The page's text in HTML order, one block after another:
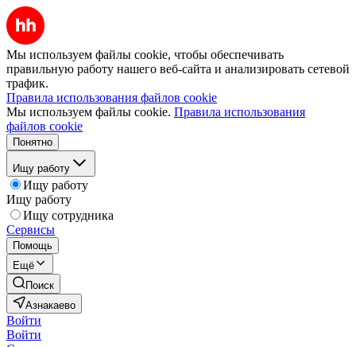
Мы используем файлы cookie, чтобы обеспечивать
правильную работу нашего веб-сайта и анализировать сетевой
трафик.
Правила использования файлов cookie
Мы используем файлы cookie. Правила использования
файлов cookie
Понятно
Ищу работу
Ищу работу
Ищу работу
Ищу сотрудника
Сервисы
Помощь
Ещё
Поиск
Азнакаево
Войти
Войти